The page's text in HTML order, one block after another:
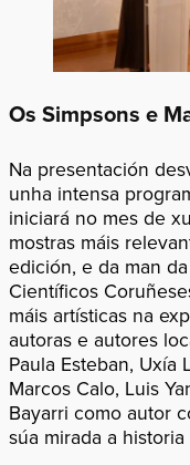
Os Simpsons e
Na presentación
unha intensa
iniciará no mes de
mostras máis
edición, e da man
Científicos
máis artísticas na
autoras e autores
Paula Esteban, Uxía
Marcos Calo, Luis
Bayarri como autor
súa mirada a